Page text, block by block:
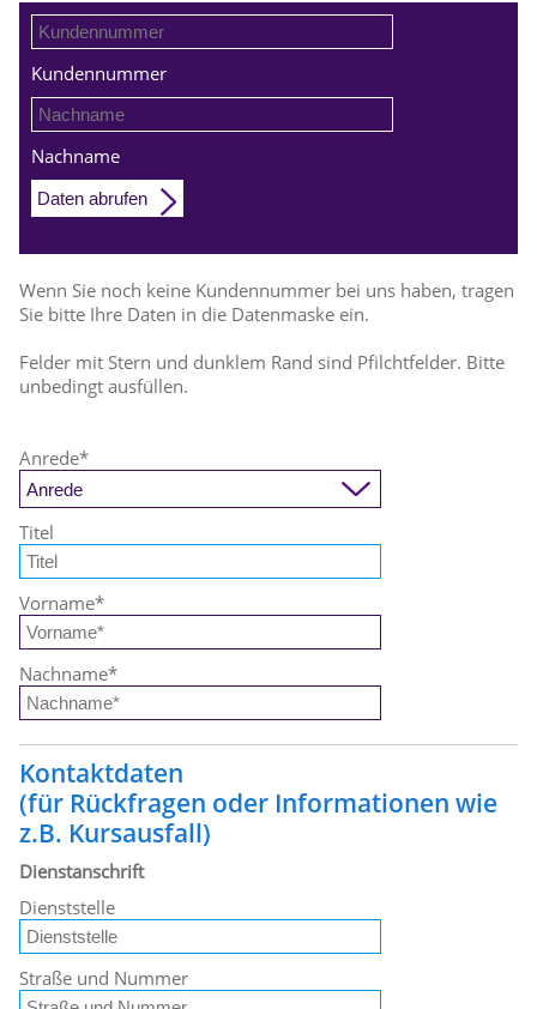
Kundennummer
Nachname
Daten abrufen
Wenn Sie noch keine Kundennummer bei uns haben, tragen
Sie bitte Ihre Daten in die Datenmaske ein.
Felder mit Stern und dunklem Rand sind Pfilchtfelder. Bitte
unbedingt ausfüllen.
Anrede*
Titel
Vorname*
Nachname*
Kontaktdaten
(für Rückfragen oder Informationen wie
z.B. Kursausfall)
Dienstanschrift
Dienststelle
Straße und Nummer